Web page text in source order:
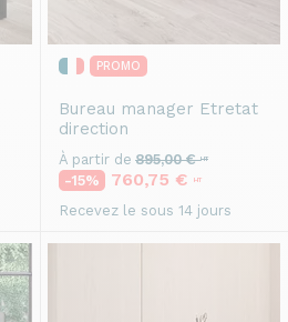
PROMO
Bureau manager Etretat
direction
À partir de 895,00 €HT
-15% 760,75 € HT
Recevez le sous 14 jours